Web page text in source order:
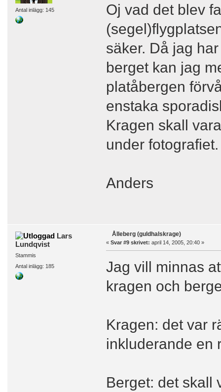
Antal inlägg: 145
Oj vad det blev
säker. Då jag
berget kan jag
platåbergen
enstaka
Kragen skall
under fotografiet.
Anders
Lars
Lundqvist
Stammis
Antal inlägg: 185
Ålleberg (guldhalskrage)
« Svar #9 skrivet: april 14, 2005, 20:40 »
Jag vill minnas
kragen och
Kragen: det var
inkluderande en
Berget: det skall